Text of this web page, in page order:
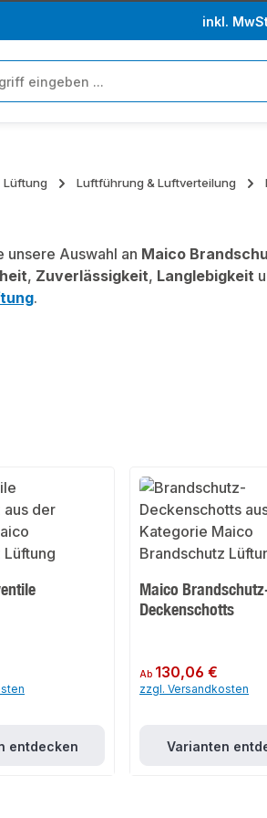
inkl.
Lüftung Luftführung & Luftverteilung
unsere Auswahl an Maico
, Zuverlässigkeit, Langlebigkeit
.
entdecken
Maico
Deckenschotts
Regulärer Preis:
Ab 130,06 €
zzgl. Versandkosten
Varianten